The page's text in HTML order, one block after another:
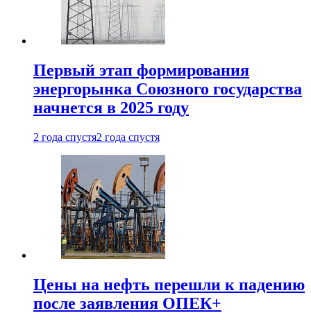
Первый этап формирования
энергорынка Союзного государства
начнется в 2025 году
2 года спустя2 года спустя
Цены на нефть перешли к падению
после заявления ОПЕК+